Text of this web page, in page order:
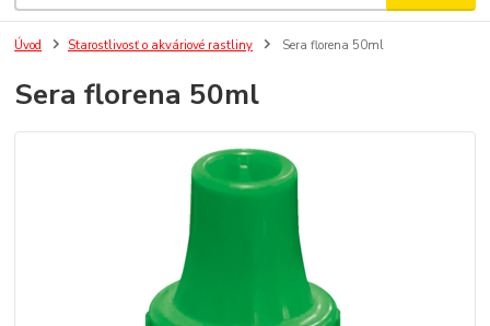
Úvod Starostlivosť o akváriové rastliny Sera florena 50ml
Sera florena 50ml